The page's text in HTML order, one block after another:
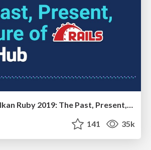
RailsConf & Balkan Ruby 2019: The Past, Present, and Future of Rails at GitHub
141 35k